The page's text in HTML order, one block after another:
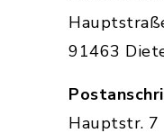
91463
Hauptstr. 7